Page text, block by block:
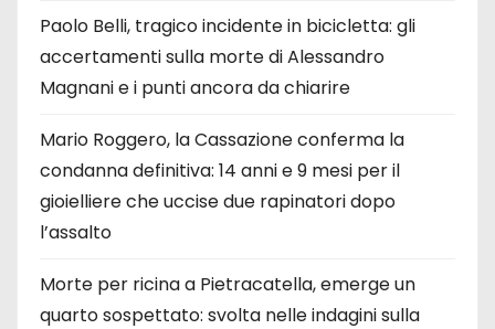
Paolo Belli, tragico incidente in bicicletta: gli
accertamenti sulla morte di Alessandro
Magnani e i punti ancora da chiarire
Mario Roggero, la Cassazione conferma la
condanna definitiva: 14 anni e 9 mesi per il
gioielliere che uccise due rapinatori dopo
l’assalto
Morte per ricina a Pietracatella, emerge un
quarto sospettato: svolta nelle indagini sulla